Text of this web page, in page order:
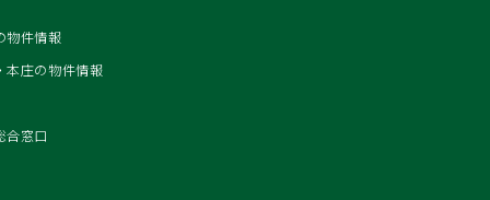
物件情報
本庄の物件情報
合窓口